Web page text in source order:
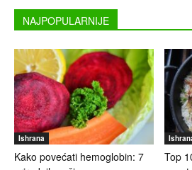
NAJPOPULARNIJE
Ishrana
Kako povećati hemoglobin: 7
Top